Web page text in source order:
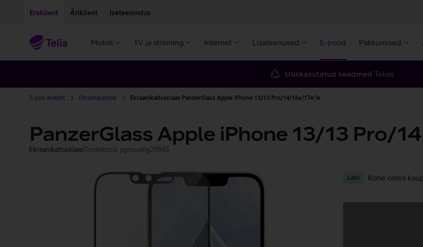
Eraklient Äriklient Iseteenindus
Mobiil TV ja striiming Internet Lisateenused E-pood Pakkumised
Uuskasutatud seadmed Telias
E-poe avaleht Ekraanikaitsed Ekraanikaitseklaas PanzerGlass Apple iPhone 13/13 Pro/14/16e/17e'le
PanzerGlass Apple iPhone 13/13 Pro/
EkraanikaitseklaasTootekood: pgrnuwfg29845
Laos Kohe ostes